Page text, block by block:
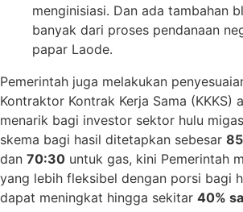
menginisiasi. Dan ada tambahan
banyak dari proses pendanaan
papar Laode.
Pemerintah juga melakukan
Kontraktor Kontrak Kerja Sama (KKKS)
menarik bagi investor sektor hulu
skema bagi hasil ditetapkan sebesar
dan 70:30 untuk gas, kini Pemerintah
yang lebih fleksibel dengan porsi bagi
dapat meningkat hingga sekitar 40%